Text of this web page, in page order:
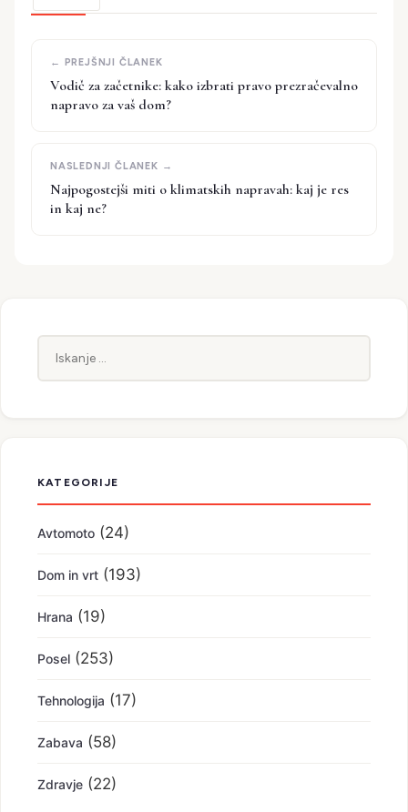
Vodič za začetnike: kako izbrati pravo prezračevalno
napravo za vaš dom?
Najpogostejši miti o klimatskih napravah: kaj je res
in kaj ne?
KATEGORIJE
Avtomoto (24)
Dom in vrt (193)
Hrana (19)
Posel (253)
Tehnologija (17)
Zabava (58)
Zdravje (22)